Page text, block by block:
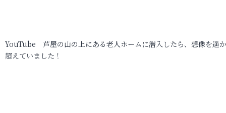
YouTube 芦屋の山の上にある老人ホームに潜入したら、想像を遥
超えていました！